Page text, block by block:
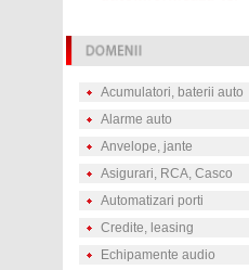
Acumulatori, baterii auto
Alarme auto
Anvelope, jante
Asigurari, RCA, Casco
Automatizari porti
Credite, leasing
Echipamente audio